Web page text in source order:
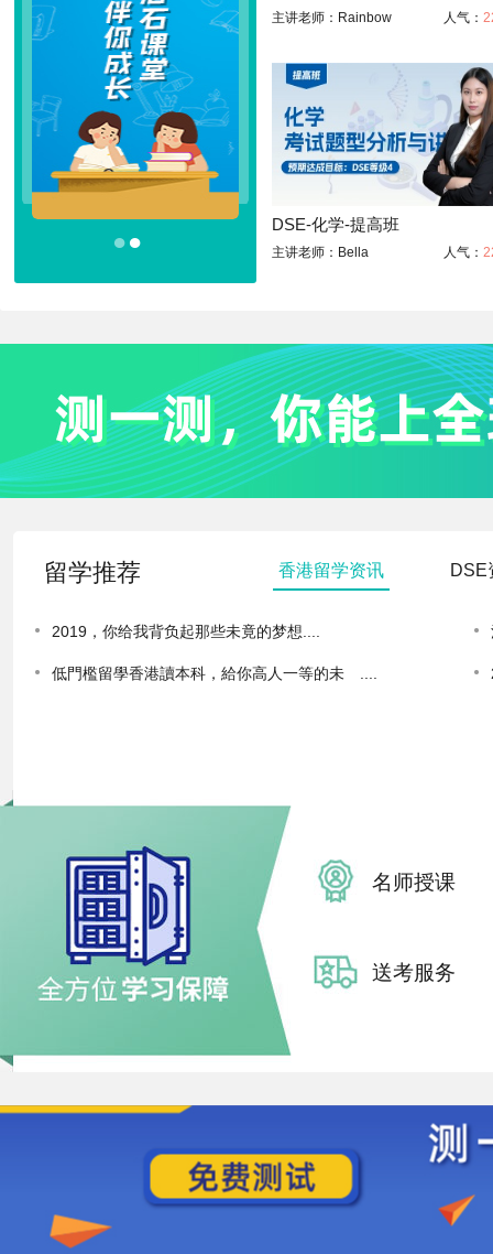
●●
主讲老师：Rainbow 人气：
DSE-化学-提高班
主讲老师：Bella 人气：
留学推荐 香港留学资讯 DSE
2019，你给我背负起那些未竟的梦想
低門檻留學香港讀本科，給你高人一等的未
名师授课
送考服务